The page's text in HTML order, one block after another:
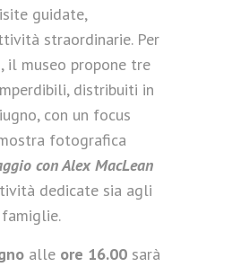
guidate,
straordinarie. Per
il museo propone tre
distribuiti in
con un focus
fotografica
con Alex MacLean
dedicate sia agli
alle ore 16.00 sarà